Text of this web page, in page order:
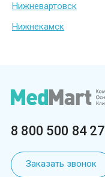
Нижневартовск
Нижнекамск
8 800 500 84 27
Заказать звонок